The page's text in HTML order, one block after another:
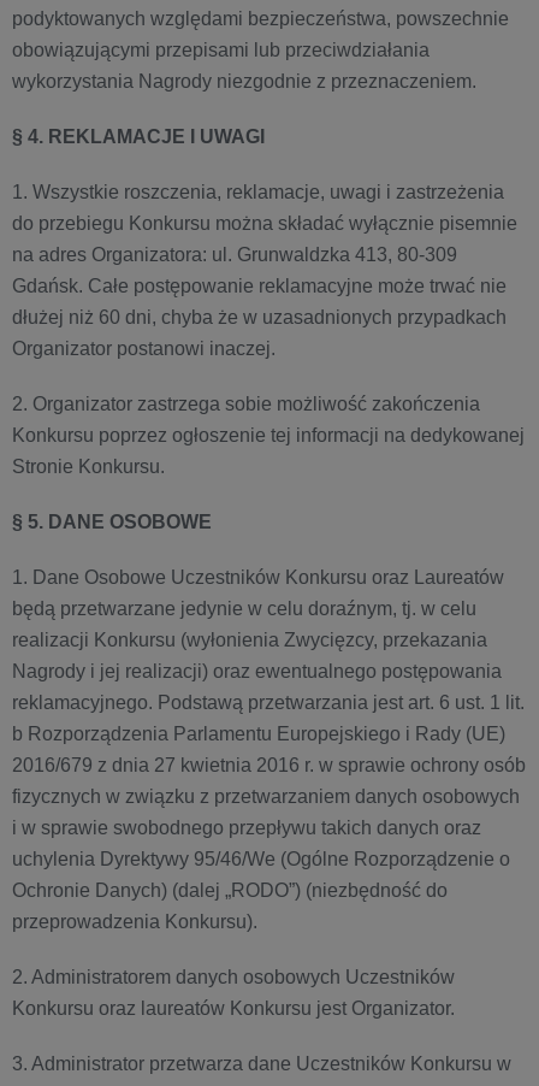
podyktowanych względami bezpieczeństwa, powszechnie
obowiązującymi przepisami lub przeciwdziałania
wykorzystania Nagrody niezgodnie z przeznaczeniem.
§ 4. REKLAMACJE I UWAGI
1. Wszystkie roszczenia, reklamacje, uwagi i zastrzeżenia
do przebiegu Konkursu można składać wyłącznie pisemnie
na adres Organizatora: ul. Grunwaldzka 413, 80-309
Gdańsk. Całe postępowanie reklamacyjne może trwać nie
dłużej niż 60 dni, chyba że w uzasadnionych przypadkach
Organizator postanowi inaczej.
2. Organizator zastrzega sobie możliwość zakończenia
Konkursu poprzez ogłoszenie tej informacji na dedykowanej
Stronie Konkursu.
§ 5. DANE OSOBOWE
1. Dane Osobowe Uczestników Konkursu oraz Laureatów
będą przetwarzane jedynie w celu doraźnym, tj. w celu
realizacji Konkursu (wyłonienia Zwycięzcy, przekazania
Nagrody i jej realizacji) oraz ewentualnego postępowania
reklamacyjnego. Podstawą przetwarzania jest art. 6 ust. 1 lit.
b Rozporządzenia Parlamentu Europejskiego i Rady (UE)
2016/679 z dnia 27 kwietnia 2016 r. w sprawie ochrony osób
fizycznych w związku z przetwarzaniem danych osobowych
i w sprawie swobodnego przepływu takich danych oraz
uchylenia Dyrektywy 95/46/We (Ogólne Rozporządzenie o
Ochronie Danych) (dalej „RODO”) (niezbędność do
przeprowadzenia Konkursu).
2. Administratorem danych osobowych Uczestników
Konkursu oraz laureatów Konkursu jest Organizator.
3. Administrator przetwarza dane Uczestników Konkursu w